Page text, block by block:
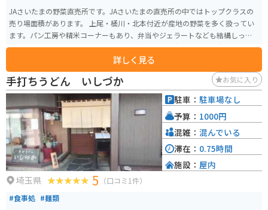
JAさいたまの野菜直売所です。JAさいたまの直売所の中ではトップクラスの
売り場面積があります。 上尾・桶川・北本付近が産地の野菜を多く扱ってい
ます。パン工房や精米コーナーもあり、弁当やジェラートなども結構しっか
りした品揃えです。 近隣にはスーパー銭湯もあり、温泉と野菜が好きな人に
とってはちょっとした穴場かも・・？詳しく見る
手打ちうどん いしづか お気に入り
埼玉県 5 （口コミ1件）
#食事処 #麺類
駐車： 駐車場なし
予算： 1000円
混雑： 混んでいる
滞在： 0.75時間
施設： 屋内